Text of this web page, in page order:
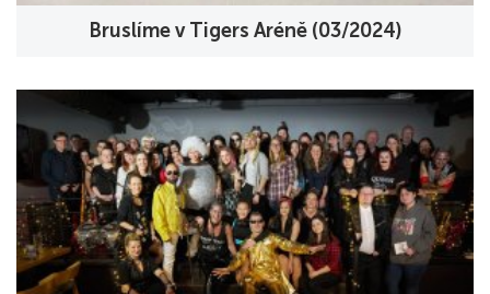
Bruslíme v Tigers Aréně (03/2024)